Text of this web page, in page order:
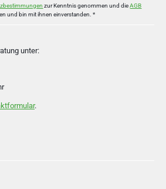
zur Kenntnis genommen und dieAGB
und bin mit ihnen einverstanden. *
unter:
.